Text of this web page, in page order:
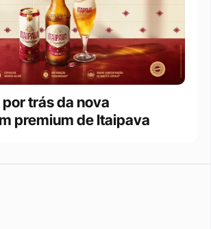
trás da nova
premium de Itaipava